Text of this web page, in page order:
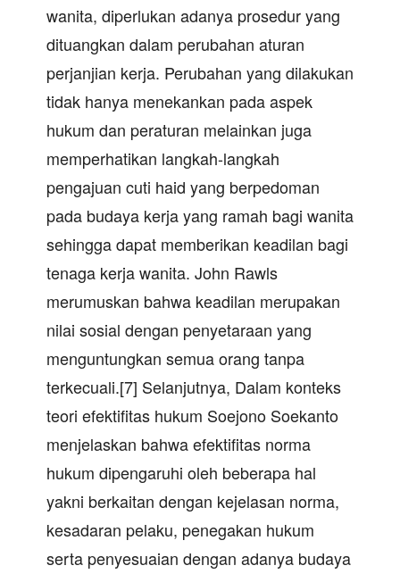
wanita, diperlukan adanya prosedur yang
dituangkan dalam perubahan aturan
perjanjian kerja. Perubahan yang dilakukan
tidak hanya menekankan pada aspek
hukum dan peraturan melainkan juga
memperhatikan langkah-langkah
pengajuan cuti haid yang berpedoman
pada budaya kerja yang ramah bagi wanita
sehingga dapat memberikan keadilan bagi
tenaga kerja wanita. John Rawls
merumuskan bahwa keadilan merupakan
nilai sosial dengan penyetaraan yang
menguntungkan semua orang tanpa
terkecuali.[7] Selanjutnya, Dalam konteks
teori efektifitas hukum Soejono Soekanto
menjelaskan bahwa efektifitas norma
hukum dipengaruhi oleh beberapa hal
yakni berkaitan dengan kejelasan norma,
kesadaran pelaku, penegakan hukum
serta penyesuaian dengan adanya budaya